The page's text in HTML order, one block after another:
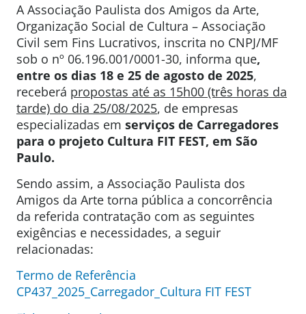
A Associação Paulista dos Amigos da Arte,
Organização Social de Cultura – Associação
Civil sem Fins Lucrativos, inscrita no CNPJ/MF
sob o nº 06.196.001/0001-30, informa que,
entre os dias 18 e 25 de agosto de 2025,
receberá propostas até as 15h00 (três horas da
tarde) do dia 25/08/2025, de empresas
especializadas em serviços de Carregadores
para o projeto Cultura FIT FEST, em São
Paulo.
Sendo assim, a Associação Paulista dos
Amigos da Arte torna pública a concorrência
da referida contratação com as seguintes
exigências e necessidades, a seguir
relacionadas:
Termo de Referência
CP437_2025_Carregador_Cultura FIT FEST